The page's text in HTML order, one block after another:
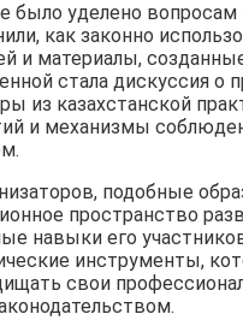
было уделено
как законно
и материалы,
стала дискуссия о
из казахстанской
и механизмы
подобные
пространство
навыки его
инструменты,
свои